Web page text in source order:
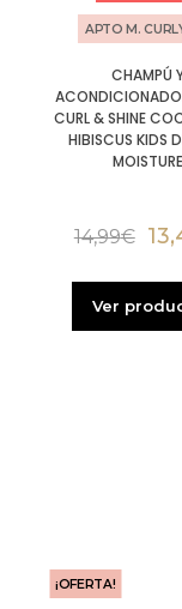
APTO M.
CHAMPÚ
CURL & SHINE
HIBISCUS KIDS
MOISTURE
14,99€
Ver
¡OFERTA!